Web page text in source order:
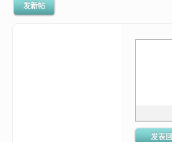
发新帖
发表